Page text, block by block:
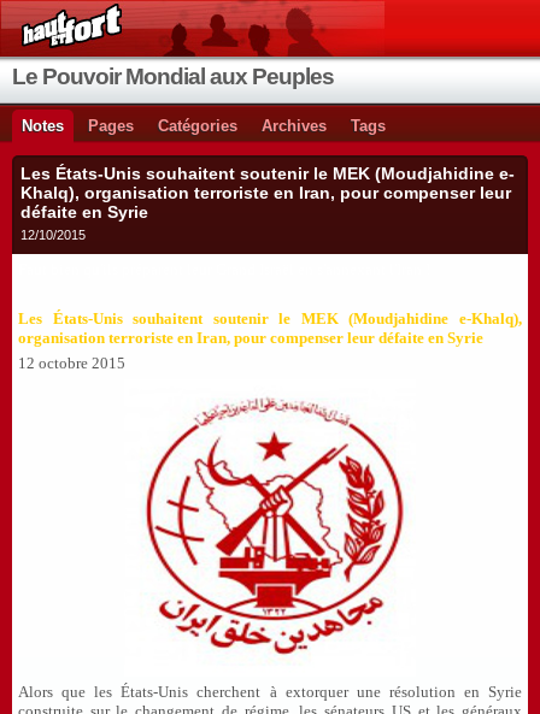
Le Pouvoir Mondial aux Peuples
Notes Pages Catégories Archives Tags
Les États-Unis souhaitent soutenir le MEK (Moudjahidine e-
Khalq), organisation terroriste en Iran, pour compenser leur
défaite en Syrie
12/10/2015
Les États-Unis souhaitent soutenir le MEK (Moudjahidine e-Khalq),
organisation terroriste en Iran, pour compenser leur défaite en Syrie
12 octobre 2015
Alors que les États-Unis cherchent à extorquer une résolution en Syrie